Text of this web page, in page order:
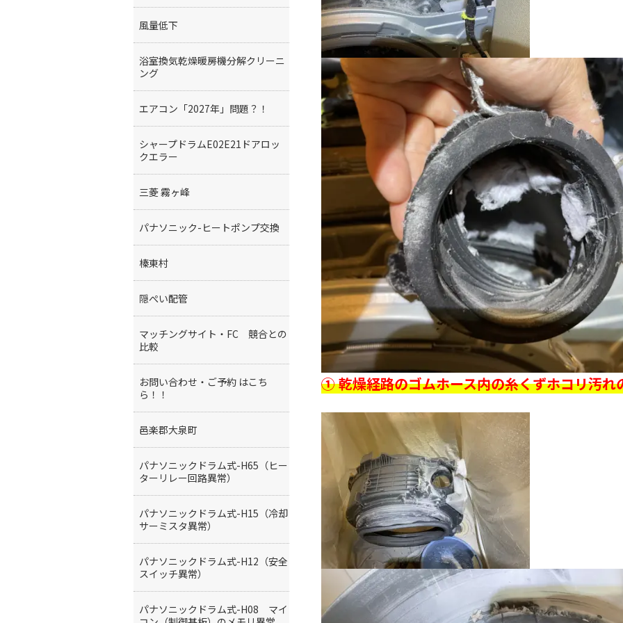
① 乾燥経路のゴムホース内の糸くずホコリ汚れ
風量低下
浴室換気乾燥暖房機分解クリーニ
ング
エアコン「2027年」問題？！
シャープドラムE02E21ドアロッ
クエラー
三菱 霧ヶ峰
パナソニック-ヒートポンプ交換
榛東村
隠ぺい配管
マッチングサイト・FC 競合との
比較
お問い合わせ・ご予約 はこち
ら！！
邑楽郡大泉町
パナソニックドラム式-H65（ヒー
ターリレー回路異常）
パナソニックドラム式-H15（冷却
サーミスタ異常）
パナソニックドラム式-H12（安全
スイッチ異常）
パナソニックドラム式-H08 マイ